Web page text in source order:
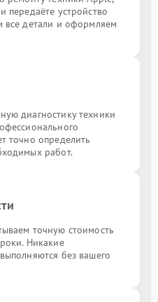
передаёте устройство
все детали и оформляем
диагностику техники
точно определить
работ.
точную стоимость
Никакие
без вашего